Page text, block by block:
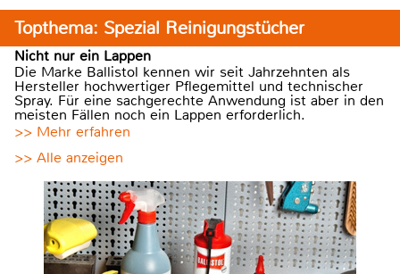
Topthema: Spezial Reinigungstücher
Nicht nur ein Lappen
Die Marke Ballistol kennen wir seit Jahrzehnten als
Hersteller hochwertiger Pflegemittel und technischer
Spray. Für eine sachgerechte Anwendung ist aber in den
meisten Fällen noch ein Lappen erforderlich.
>> Mehr erfahren
>> Alle anzeigen